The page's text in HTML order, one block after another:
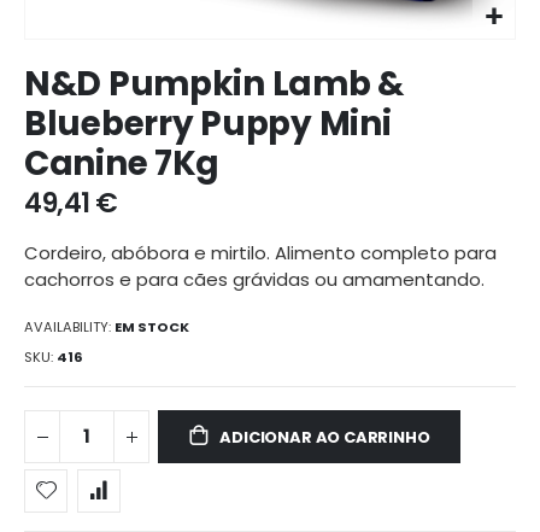
para
o
início
da
galeria
de
N&D Pumpkin Lamb &
Blueberry Puppy Mini
Canine 7Kg
49,41 €
Cordeiro, abóbora e mirtilo. Alimento completo para
cachorros e para cães grávidas ou amamentando.
AVAILABILITY: EM STOCK
SKU 416
ADICIONAR AO CARRINHO